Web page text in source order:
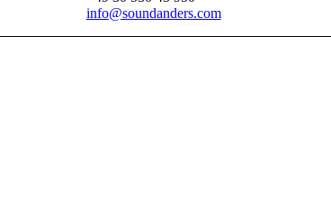
info@soundanders.com